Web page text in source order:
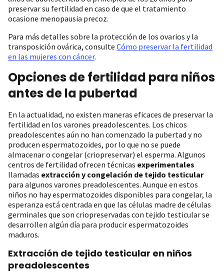
preservar su fertilidad en caso de que el tratamiento
ocasione menopausia precoz.
Para más detalles sobre la protección de los ovarios y la
transposición ovárica, consulte Cómo preservar la fertilidad
en las mujeres con cáncer.
Opciones de fertilidad para niños
antes de la pubertad
En la actualidad, no existen maneras eficaces de preservar la
fertilidad en los varones preadolescentes. Los chicos
preadolescentes aún no han comenzado la pubertad y no
producen espermatozoides, por lo que no se puede
almacenar o congelar (criopreservar) el esperma. Algunos
centros de fertilidad ofrecen técnicas experimentales
llamadas extracción y congelación de tejido testicular
para algunos varones preadolescentes. Aunque en estos
niños no hay espermatozoides disponibles para congelar, la
esperanza está centrada en que las células madre de células
germinales que son criopreservadas con tejido testicular se
desarrollen algún día para producir espermatozoides
maduros.
Extracción de tejido testicular en niños
preadolescentes